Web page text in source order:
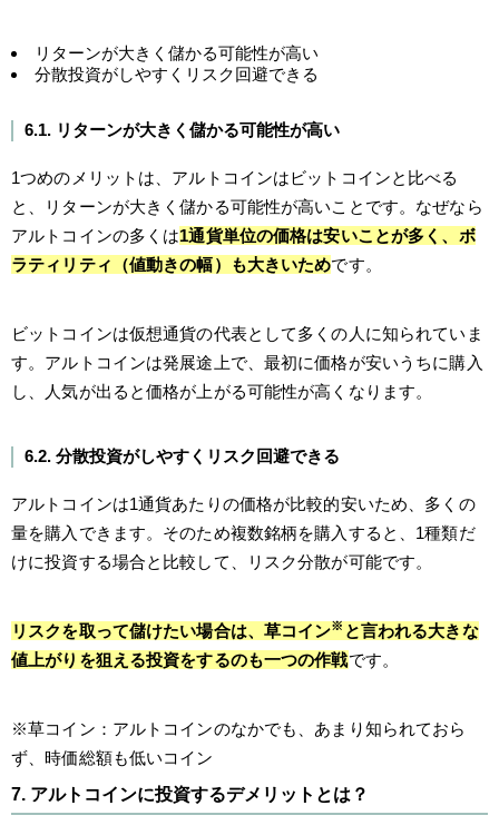
リターンが大きく儲かる可能性が高い
分散投資がしやすくリスク回避できる
6.1. リターンが大きく儲かる可能性が高い
1つめのメリットは、アルトコインはビットコインと比べる
と、リターンが大きく儲かる可能性が高いことです。なぜなら
アルトコインの多くは1通貨単位の価格は安いことが多く、ボ
ラティリティ（値動きの幅）も大きいためです。
ビットコインは仮想通貨の代表として多くの人に知られていま
す。アルトコインは発展途上で、最初に価格が安いうちに購入
し、人気が出ると価格が上がる可能性が高くなります。
6.2. 分散投資がしやすくリスク回避できる
アルトコインは1通貨あたりの価格が比較的安いため、多くの
量を購入できます。そのため複数銘柄を購入すると、1種類だ
けに投資する場合と比較して、リスク分散が可能です。
リスクを取って儲けたい場合は、草コイン※ と言われる大きな
値上がりを狙える投資をするのも一つの作戦です。
※草コイン：アルトコインのなかでも、あまり知られておら
ず、時価総額も低いコイン
7. アルトコインに投資するデメリットとは？